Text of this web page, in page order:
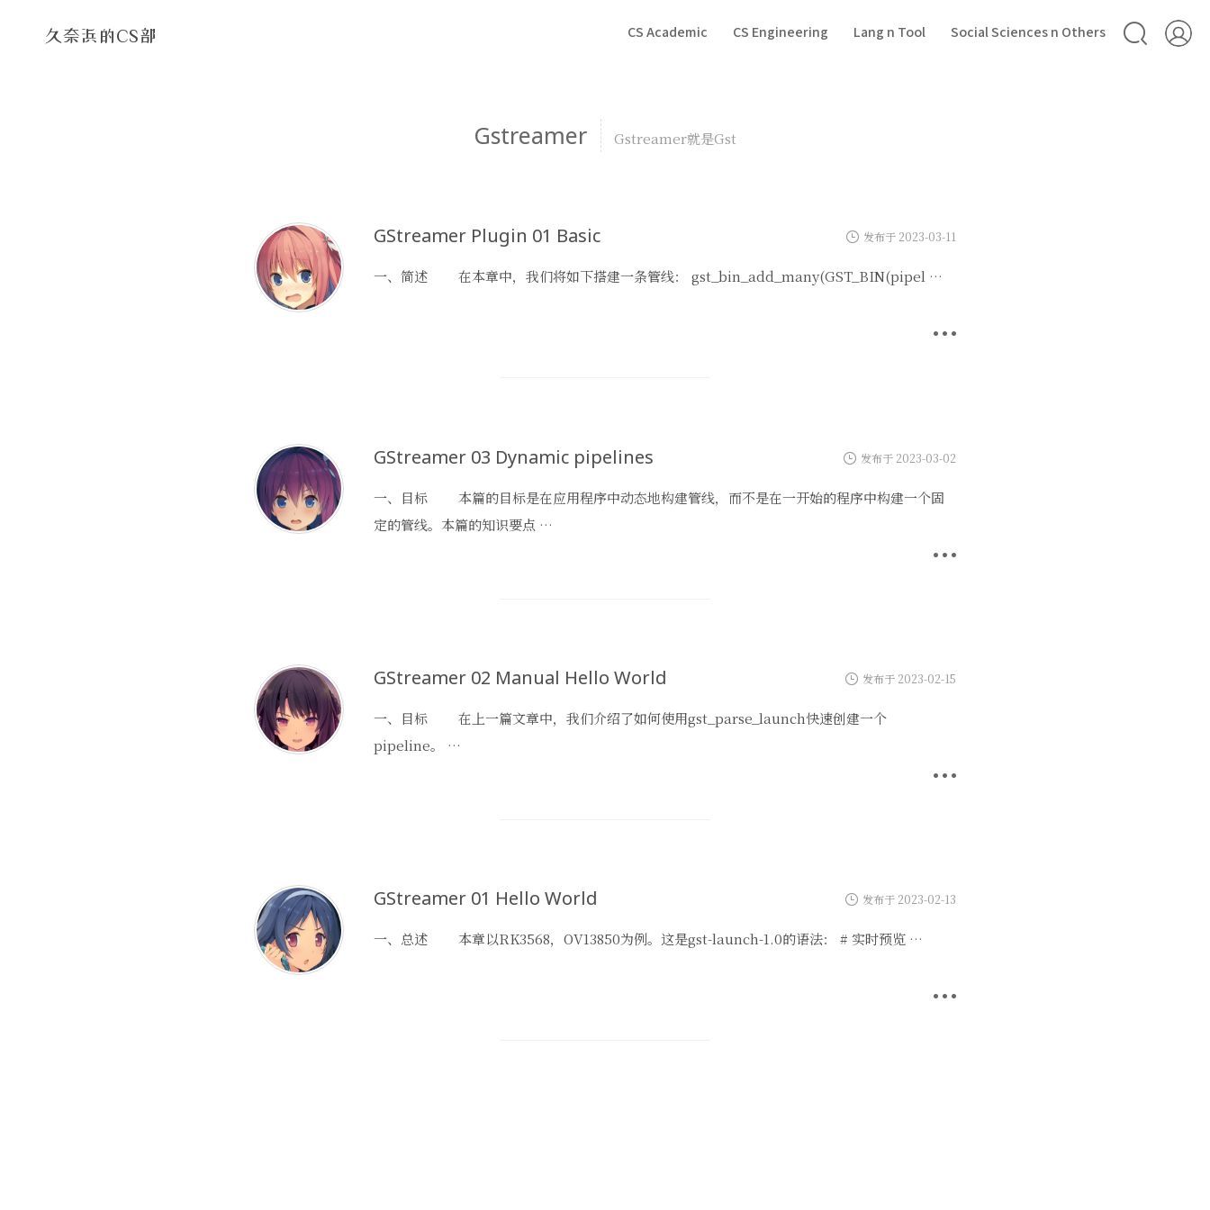
久奈浜的CS部 CS Academic CS Engineering Lang n Tool Social Sciences n Others
Gstreamer Gstreamer就是Gst
GStreamer Plugin 01 Basic 发布于 2023-03-11
一、简述 在本章中，我们将如下搭建一条管线： gst_bin_add_many(GST_BIN(pipel …
GStreamer 03 Dynamic pipelines 发布于 2023-03-02
一、目标 本篇的目标是在应用程序中动态地构建管线，而不是在一开始的程序中构建一个固
定的管线。本篇的知识要点 …
GStreamer 02 Manual Hello World 发布于 2023-02-15
一、目标 在上一篇文章中，我们介绍了如何使用gst_parse_launch快速创建一个
pipeline。 …
GStreamer 01 Hello World 发布于 2023-02-13
一、总述 本章以RK3568，OV13850为例。这是gst-launch-1.0的语法： # 实时预览 …